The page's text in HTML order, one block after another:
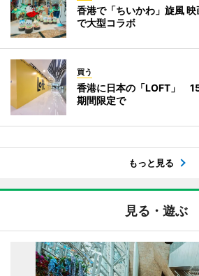
香港で「ちいかわ」旋風
で大型コラボ
買う
香港に日本の「LOFT」
期間限定で
もっと見る
見る・遊ぶ